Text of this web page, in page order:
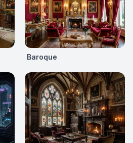
Baroque